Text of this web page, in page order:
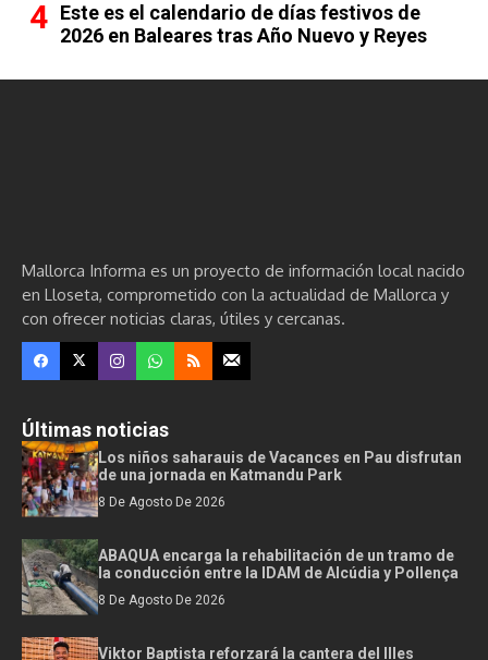
Este es el calendario de días festivos de
2026 en Baleares tras Año Nuevo y Reyes
Mallorca Informa es un proyecto de información local nacido
en Lloseta, comprometido con la actualidad de Mallorca y
con ofrecer noticias claras, útiles y cercanas.
Últimas noticias
Los niños saharauis de Vacances en Pau disfrutan
de una jornada en Katmandu Park
8 De Agosto De 2026
ABAQUA encarga la rehabilitación de un tramo de
la conducción entre la IDAM de Alcúdia y Pollença
8 De Agosto De 2026
Viktor Baptista reforzará la cantera del Illes